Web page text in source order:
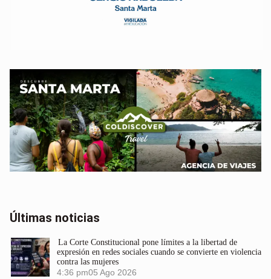
Últimas noticias
La Corte Constitucional pone límites a la libertad de
expresión en redes sociales cuando se convierte en violencia
contra las mujeres
4:36 pm05 Ago 2026